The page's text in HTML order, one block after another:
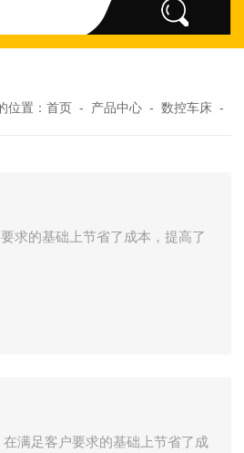
位置： 首页 - 产品中心 - 数控车床 -
求的基础上节省了成本，提高了
满足客户要求的基础上节省了成